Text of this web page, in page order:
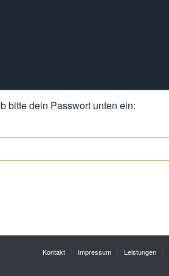
bitte dein Passwort unten ein:
Kontakt Impressum Leistungen